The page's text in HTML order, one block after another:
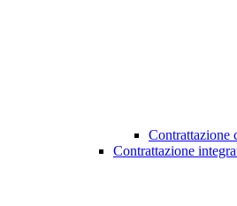
Contrattazione
Contrattazione